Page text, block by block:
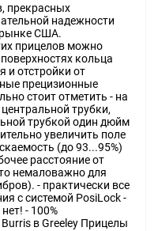
прекрасных
надежности
рынке США.
прицелов можно
кольца
и отстройки от
прецизионные
стоит отметить - на
трубки,
трубкой один дюйм
увеличить поле
(до 93...95%)
расстояние от
немаловажно для
- практически все
с системой PosiLock -
- 100%
в Greeley Прицелы